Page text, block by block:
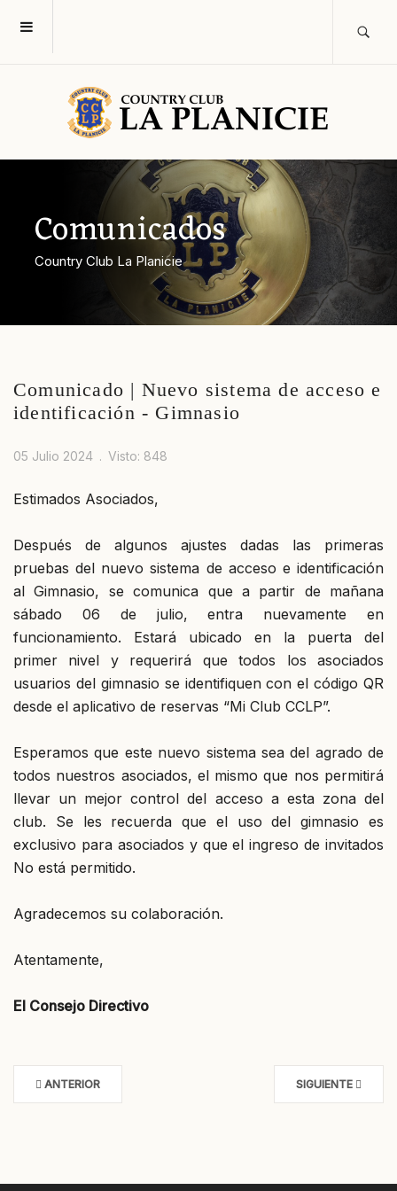
Comunicados
Country Club La Planicie
Comunicado | Nuevo sistema de acceso e
identificación - Gimnasio
05 Julio 2024 Visto: 848
Estimados Asociados,
Después de algunos ajustes dadas las primeras
pruebas del nuevo sistema de acceso e identificación
al Gimnasio, se comunica que a partir de mañana
sábado 06 de julio, entra nuevamente en
funcionamiento. Estará ubicado en la puerta del
primer nivel y requerirá que todos los asociados
usuarios del gimnasio se identifiquen con el código QR
desde el aplicativo de reservas “Mi Club CCLP”.
Esperamos que este nuevo sistema sea del agrado de
todos nuestros asociados, el mismo que nos permitirá
llevar un mejor control del acceso a esta zona del
club. Se les recuerda que el uso del gimnasio es
exclusivo para asociados y que el ingreso de invitados
No está permitido.
Agradecemos su colaboración.
Atentamente,
El Consejo Directivo
ANTERIOR SIGUIENTE